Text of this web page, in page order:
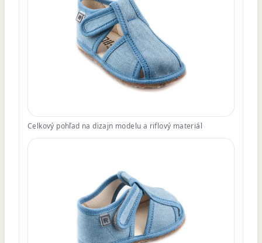
Celkový pohľad na dizajn modelu a riflový materiál